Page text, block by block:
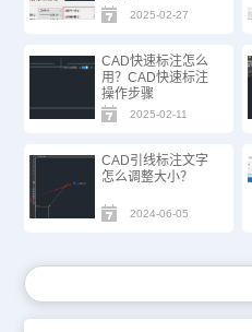
2025-02-27
CAD快速标注怎么
用？CAD快速标注
操作步骤
2025-02-11
CAD引线标注文字
怎么调整大小？
2024-06-05